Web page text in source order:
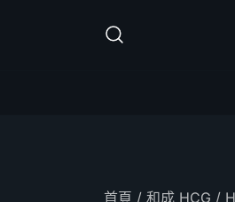
首頁 / 和成 HCG /